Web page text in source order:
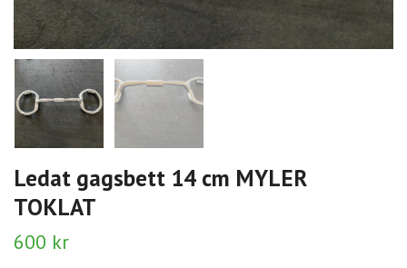
Ledat gagsbett 14 cm MYLER
TOKLAT
600 kr